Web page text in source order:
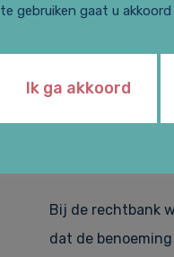
Euretco had
als
vanwege
Bij de rechtbank
dat de
te gebruiken gaat u
Ik ga akkoord